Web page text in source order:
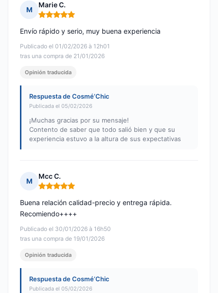
M
Marie C.
Nota: 5 de 5
Publicado el 01/02/2026 à 12h01
tras una compra de 21/01/2026
Envío rápido y serio, muy buena experiencia
Opinión traducida
Respuesta de Cosmé’Chic
Publicada el 05/02/2026
¡Muchas gracias por su mensaje!
Contento de saber que todo salió bien y que su
experiencia estuvo a la altura de sus expectativas
M
Mcc C.
Nota: 5 de 5
Publicado el 30/01/2026 à 16h50
tras una compra de 19/01/2026
Buena relación calidad-precio y entrega rápida.
Recomiendo++++
Opinión traducida
Respuesta de Cosmé’Chic
Publicada el 05/02/2026